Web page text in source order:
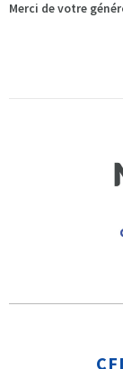
Merci de votre